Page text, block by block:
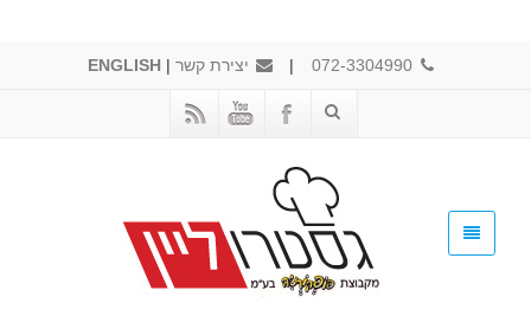
072-3304990
| יצירת קשר |
ENGLISH